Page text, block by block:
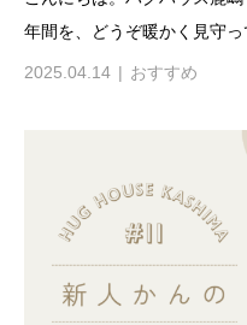
年間を、どうぞ暖かく見守っ
2025.04.14 おすすめ